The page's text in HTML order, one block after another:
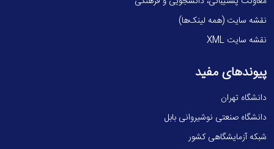
نقشه سایت (همه لینک‌ها)
نقشه سایت XML
پیوندهای مفید
دانشگاه تهران
دانشگاه صنعتی نوشیروانی بابل
شبکه آزمایشگاهی کشور